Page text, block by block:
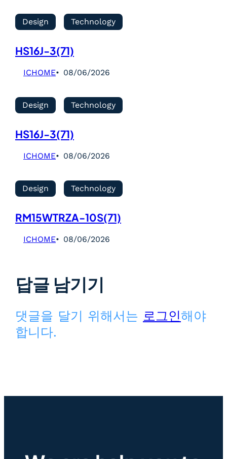
Design Technology
HS16J-3(71)
ICHOME 08/06/2026
Design Technology
HS16J-3(71)
ICHOME 08/06/2026
Design Technology
RM15WTRZA-10S(71)
ICHOME 08/06/2026
답글 남기기
댓글을 달기 위해서는 로그인해야
합니다.